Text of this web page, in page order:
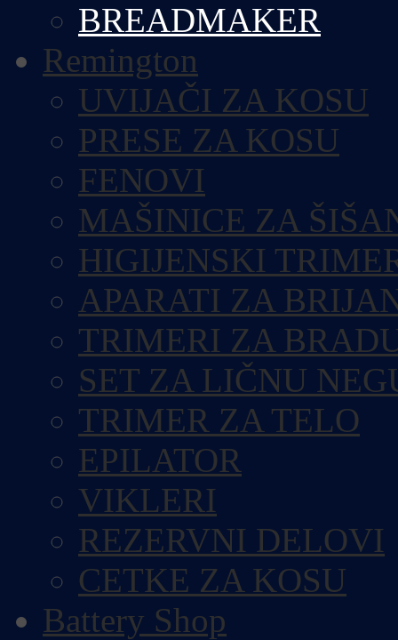
BREADMAKER
Remington
UVIJAČI ZA KOSU
PRESE ZA KOSU
FENOVI
MAŠINICE ZA
HIGIJENSKI
APARATI ZA
TRIMERI ZA
SET ZA LIČNU
TRIMER ZA TELO
EPILATOR
VIKLERI
REZERVNI DELOVI
CETKE ZA KOSU
Battery Shop